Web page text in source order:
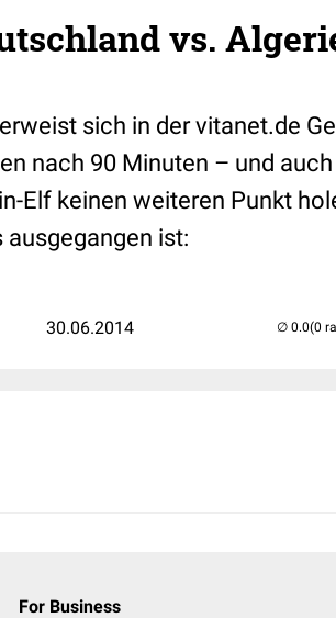
vs.
sich in der vitanet.de
nach 90 Minuten – und
Elf keinen weiteren Punkt
ist:
30.06.2014 (0
For Business